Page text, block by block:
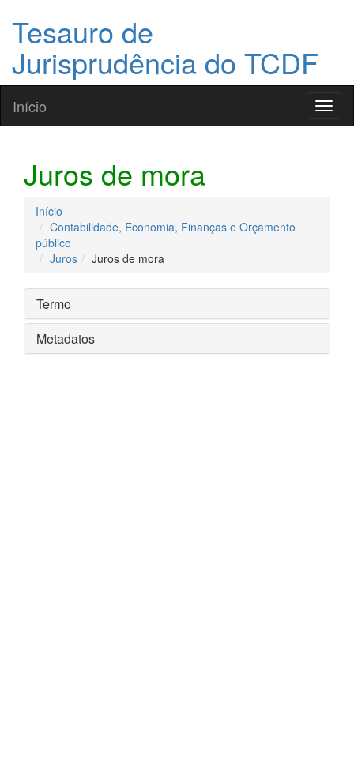
Tesauro de
Jurisprudência do TCDF
Início
Juros de mora
Início
Contabilidade, Economia, Finanças e Orçamento
público
Juros
Juros de mora
Termo
Metadatos